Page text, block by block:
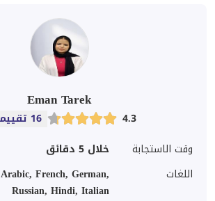
Eman Tarek
4.3
16 تقييمات
وقت الاستجابة
خلال 5 دقائق
اللغات
French, German,
Russian, Hindi, Italian